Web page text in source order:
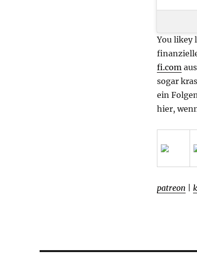
You likey
fi.com
sogar
ein
hier,
patreon